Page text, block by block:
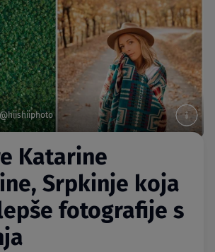
Katarine
Srpkinje koja
fotografije s